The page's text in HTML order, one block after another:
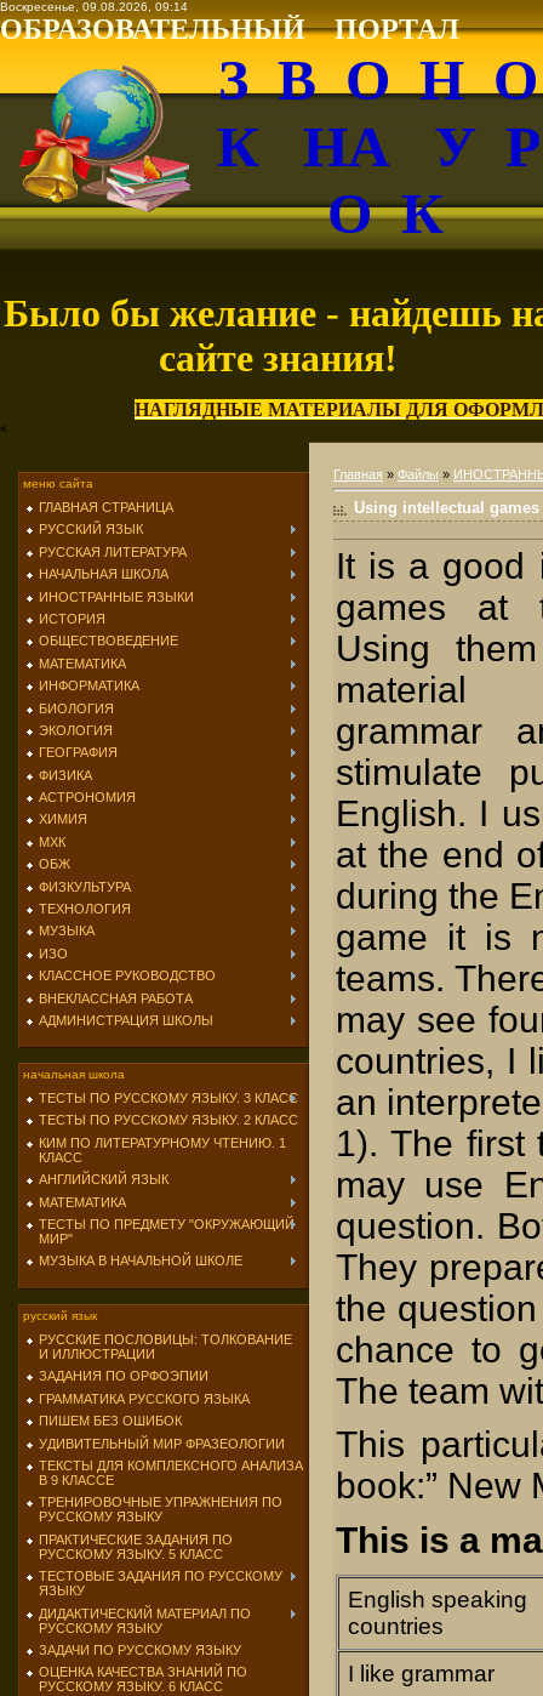
Воскресенье, 09.08.2026, 09:14
ОБРАЗОВАТЕЛЬНЫЙ ПОРТАЛ
З В О Н
К НА У
О К
Было бы желание - найдешь
сайте знания!
НАГЛЯДНЫЕ МАТЕРИАЛЫ ДЛЯ
<
меню сайта
ГЛАВНАЯ СТРАНИЦА
РУССКИЙ ЯЗЫК
РУССКАЯ ЛИТЕРАТУРА
НАЧАЛЬНАЯ ШКОЛА
ИНОСТРАННЫЕ ЯЗЫКИ
ИСТОРИЯ
ОБЩЕСТВОВЕДЕНИЕ
МАТЕМАТИКА
ИНФОРМАТИКА
БИОЛОГИЯ
ЭКОЛОГИЯ
ГЕОГРАФИЯ
ФИЗИКА
АСТРОНОМИЯ
ХИМИЯ
МХК
ОБЖ
ФИЗКУЛЬТУРА
ТЕХНОЛОГИЯ
МУЗЫКА
ИЗО
КЛАССНОЕ РУКОВОДСТВО
ВНЕКЛАССНАЯ РАБОТА
АДМИНИСТРАЦИЯ ШКОЛЫ
начальная школа
ТЕСТЫ ПО РУССКОМУ ЯЗЫКУ. 3 КЛАСС
ТЕСТЫ ПО РУССКОМУ ЯЗЫКУ. 2 КЛАСС
КИМ ПО ЛИТЕРАТУРНОМУ ЧТЕНИЮ. 1
КЛАСС
АНГЛИЙСКИЙ ЯЗЫК
МАТЕМАТИКА
ТЕСТЫ ПО ПРЕДМЕТУ "ОКРУЖАЮЩИЙ
МИР"
МУЗЫКА В НАЧАЛЬНОЙ ШКОЛЕ
русский язык
РУССКИЕ ПОСЛОВИЦЫ: ТОЛКОВАНИЕ
И ИЛЛЮСТРАЦИИ
ЗАДАНИЯ ПО ОРФОЭПИИ
ГРАММАТИКА РУССКОГО ЯЗЫКА
ПИШЕМ БЕЗ ОШИБОК
УДИВИТЕЛЬНЫЙ МИР ФРАЗЕОЛОГИИ
ТЕКСТЫ ДЛЯ КОМПЛЕКСНОГО АНАЛИЗА
В 9 КЛАССЕ
ТРЕНИРОВОЧНЫЕ УПРАЖНЕНИЯ ПО
РУССКОМУ ЯЗЫКУ
ПРАКТИЧЕСКИЕ ЗАДАНИЯ ПО
РУССКОМУ ЯЗЫКУ. 5 КЛАСС
ТЕСТОВЫЕ ЗАДАНИЯ ПО РУССКОМУ
ЯЗЫКУ
ДИДАКТИЧЕСКИЙ МАТЕРИАЛ ПО
РУССКОМУ ЯЗЫКУ
ЗАДАЧИ ПО РУССКОМУ ЯЗЫКУ
ОЦЕНКА КАЧЕСТВА ЗНАНИЙ ПО
РУССКОМУ ЯЗЫКУ. 6 КЛАСС
Главная » Файлы »
Using intellectual
It is a good
games at
Using
material
grammar
stimulate
English. I
at the end
during the
game it is
teams.
may see
countries, I
an
1). The first
may use
question.
They
the
chance to
The team
This
book:” New
This is a
English speaking
countries
I like grammar